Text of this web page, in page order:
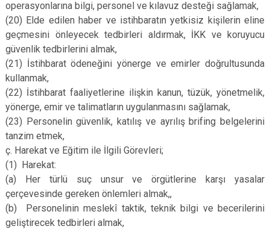
operasyonlarına bilgi, personel ve kılavuz desteği sağlamak,
(20) Elde edilen haber ve istihbaratın yetkisiz kişilerin eline
geçmesini önleyecek tedbirleri aldırmak, İKK ve koruyucu
güvenlik tedbirlerini almak,
(21) İstihbarat ödeneğini yönerge ve emirler doğrultusunda
kullanmak,
(22) İstihbarat faaliyetlerine ilişkin kanun, tüzük, yönetmelik,
yönerge, emir ve talimatların uygulanmasını sağlamak,
(23) Personelin güvenlik, katılış ve ayrılış brifing belgelerini
tanzim etmek,
ç. Harekat ve Eğitim ile İlgili Görevleri;
(1) Harekat:
(a)
Her türlü suç unsur ve örgütlerine karşı yasalar
çerçevesinde gereken önlemleri almak,,
(b)
Personelinin meslekî taktik, teknik bilgi ve becerilerini
geliştirecek tedbirleri almak,